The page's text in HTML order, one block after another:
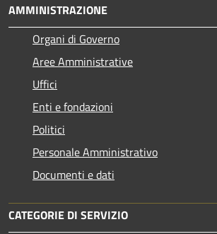
AMMINISTRAZIONE
Organi di Governo
Aree Amministrative
Uffici
Enti e fondazioni
Politici
Personale Amministrativo
Documenti e dati
CATEGORIE DI SERVIZIO